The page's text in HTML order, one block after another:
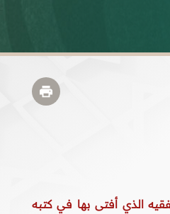
الذي أفتى بها في كتبه